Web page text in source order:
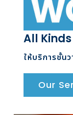
All
ให้บริการชั้น
Our